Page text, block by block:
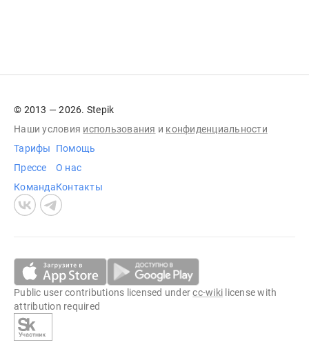
© 2013 — 2026. Stepik
Наши условия использования и конфиденциальности
Тарифы
Прессе
Команда
Помощь
О нас
Контакты
Public user contributions licensed undercc-wiki license with
attribution required